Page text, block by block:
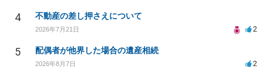
4 不動産の差し押さえについて
2026年7月21日 2
5 配偶者が他界した場合の遺産相続
2026年8月7日 2